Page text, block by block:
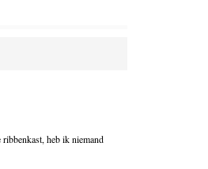
heb ik niemand